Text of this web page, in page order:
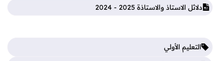
دلائل الاستاذ والاستاذة 2025 - 2024
التعليم الأولي